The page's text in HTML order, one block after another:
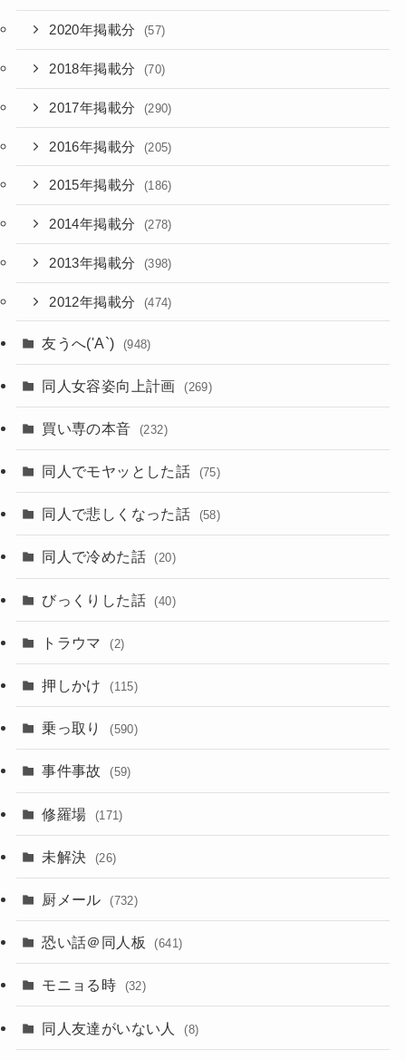
2020年掲載分 (57)
2018年掲載分 (70)
2017年掲載分 (290)
2016年掲載分 (205)
2015年掲載分 (186)
2014年掲載分 (278)
2013年掲載分 (398)
2012年掲載分 (474)
友うへ('A`) (948)
同人女容姿向上計画 (269)
買い専の本音 (232)
同人でモヤッとした話 (75)
同人で悲しくなった話 (58)
同人で冷めた話 (20)
びっくりした話 (40)
トラウマ (2)
押しかけ (115)
乗っ取り (590)
事件事故 (59)
修羅場 (171)
未解決 (26)
厨メール (732)
恐い話＠同人板 (641)
モニョる時 (32)
同人友達がいない人 (8)